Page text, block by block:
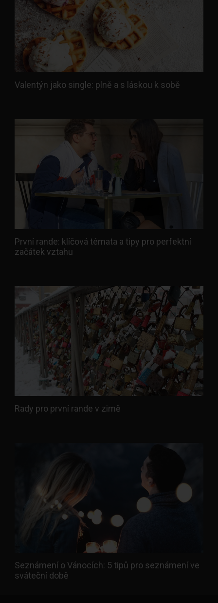
Valentýn jako single: plně a s láskou k sobě
První rande: klíčová témata a tipy pro perfektní
začátek vztahu
Rady pro první rande v zimě
Seznámení o Vánocích: 5 tipů pro seznámení ve
sváteční době